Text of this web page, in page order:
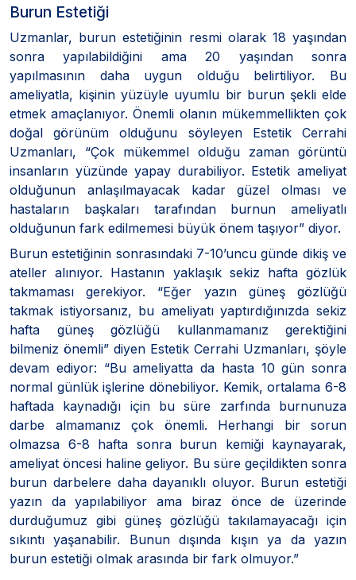
Burun Estetiği
Uzmanlar, burun estetiğinin resmi olarak 18 yaşından
sonra yapılabildiğini ama 20 yaşından sonra
yapılmasının daha uygun olduğu belirtiliyor. Bu
ameliyatla, kişinin yüzüyle uyumlu bir burun şekli elde
etmek amaçlanıyor. Önemli olanın mükemmellikten çok
doğal görünüm olduğunu söyleyen Estetik Cerrahi
Uzmanları, “Çok mükemmel olduğu zaman görüntü
insanların yüzünde yapay durabiliyor. Estetik ameliyat
olduğunun anlaşılmayacak kadar güzel olması ve
hastaların başkaları tarafından burnun ameliyatlı
olduğunun fark edilmemesi büyük önem taşıyor” diyor.
Burun estetiğinin sonrasındaki 7-10’uncu günde dikiş ve
ateller alınıyor. Hastanın yaklaşık sekiz hafta gözlük
takmaması gerekiyor. “Eğer yazın güneş gözlüğü
takmak istiyorsanız, bu ameliyatı yaptırdığınızda sekiz
hafta güneş gözlüğü kullanmamanız gerektiğini
bilmeniz önemli” diyen Estetik Cerrahi Uzmanları, şöyle
devam ediyor: “Bu ameliyatta da hasta 10 gün sonra
normal günlük işlerine dönebiliyor. Kemik, ortalama 6-8
haftada kaynadığı için bu süre zarfında burnunuza
darbe almamanız çok önemli. Herhangi bir sorun
olmazsa 6-8 hafta sonra burun kemiği kaynayarak,
ameliyat öncesi haline geliyor. Bu süre geçildikten sonra
burun darbelere daha dayanıklı oluyor. Burun estetiği
yazın da yapılabiliyor ama biraz önce de üzerinde
durduğumuz gibi güneş gözlüğü takılamayacağı için
sıkıntı yaşanabilir. Bunun dışında kışın ya da yazın
burun estetiği olmak arasında bir fark olmuyor.”